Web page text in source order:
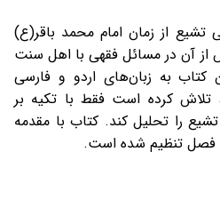
تشیع از زمان امام محمد باقر(ع)
آن در مسائل فقهی با اهل سنت
کتاب به زبان‌های اردو و فارسی
كرده است فقط با تكيه بر
را تحليل كند. كتاب با مقدمه